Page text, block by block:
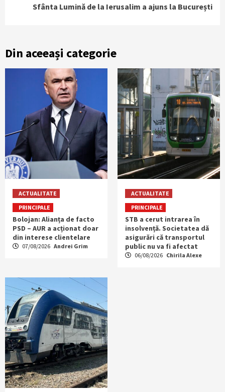
Sfânta Lumină de la Ierusalim a ajuns la București
Din aceeași categorie
ACTUALITATE
PRINCIPALE
Bolojan: Alianța de facto
PSD – AUR a acționat doar
din interese clientelare
07/08/2026 Andrei Grim
ACTUALITATE
PRINCIPALE
STB a cerut intrarea în
insolvență. Societatea dă
asigurări că transportul
public nu va fi afectat
06/08/2026 Chirila Alexe